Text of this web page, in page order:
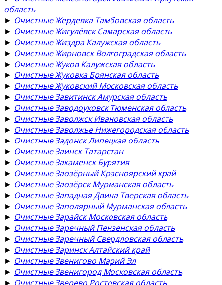
область
► Очистные Жердевка Тамбовская область
► Очистные Жигулёвск Самарская область
► Очистные Жиздра Калужская область
► Очистные Жирновск Волгоградская область
► Очистные Жуков Калужская область
► Очистные Жуковка Брянская область
► Очистные Жуковский Московская область
► Очистные Завитинск Амурская область
► Очистные Заводоуковск Тюменская область
► Очистные Заволжск Ивановская область
► Очистные Заволжье Нижегородская область
► Очистные Задонск Липецкая область
► Очистные Заинск Татарстан
► Очистные Закаменск Бурятия
► Очистные Заозёрный Красноярский край
► Очистные Заозёрск Мурманская область
► Очистные Западная Двина Тверская область
► Очистные Заполярный Мурманская область
► Очистные Зарайск Московская область
► Очистные Заречный Пензенская область
► Очистные Заречный Свердловская область
► Очистные Заринск Алтайский край
► Очистные Звенигово Марий Эл
► Очистные Звенигород Московская область
► Очистные Зверево Ростовская область